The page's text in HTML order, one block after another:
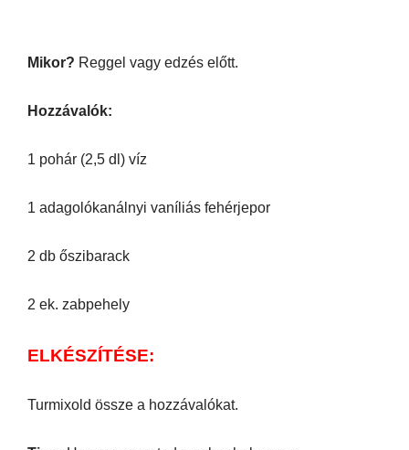
Mikor? Reggel vagy edzés előtt.
Hozzávalók:
1 pohár (2,5 dl) víz
1 adagolókanálnyi vaníliás fehérjepor
2 db őszibarack
2 ek. zabpehely
ELKÉSZÍTÉSE:
Turmixold össze a hozzávalókat.